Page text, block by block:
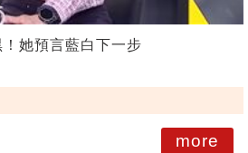
她預言藍白下一步
more